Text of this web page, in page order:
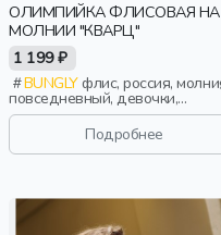
ОЛИМПИЙКА ФЛИСОВАЯ НА
МОЛНИИ "КВАРЦ"
1 199 ₽
BUNGLYфлис, россия, молния,
повседневный, девочки,
малыши, дошкольники, дети
Подробнее